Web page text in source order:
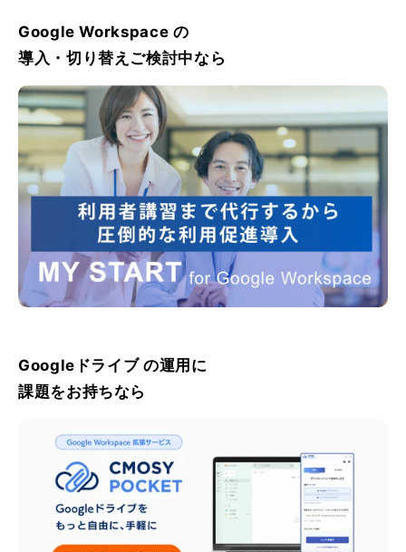
Google Workspace の
導入・切り替えご検討中なら
Googleドライブ の運用に
課題をお持ちなら